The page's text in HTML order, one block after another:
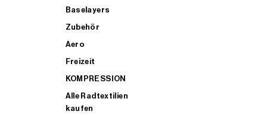
Baselayers
Zubehör
Aero
Freizeit
KOMPRESSION
Alle Radtextilien
kaufen